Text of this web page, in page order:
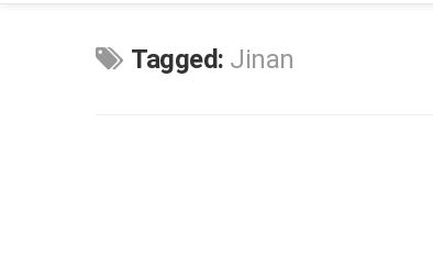
Tagged: Jinan